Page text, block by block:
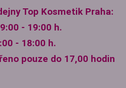
Top Kosmetik Praha:
- 19:00 h.
- 18:00 h.
pouze do 17,00 hodin